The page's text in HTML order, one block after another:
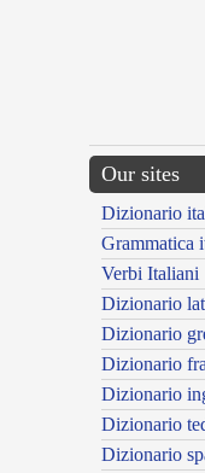
Our sites
Dizionario
Grammatica
Verbi Italiani
Dizionario
Dizionario
Dizionario
Dizionario
Dizionario
Dizionario